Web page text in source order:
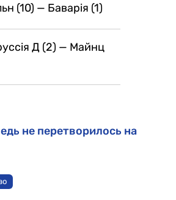
(10) — Баварія (1)
Д (2) — Майнц
не перетворилось на